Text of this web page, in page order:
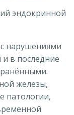
эндокринной
нарушениями
в последние
железы,
патологии,